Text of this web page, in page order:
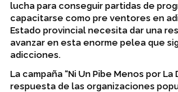
lucha para conseguir partidas de
capacitarse como pre ventores en
Estado provincial necesita dar una
avanzar en esta enorme pelea que
adicciones.
La campaña “Ni Un Pibe Menos por
respuesta de las organizaciones